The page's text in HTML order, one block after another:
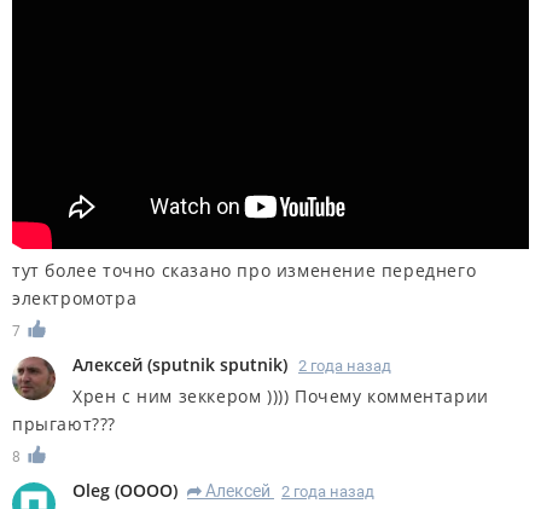
тут более точно сказано про изменение переднего
электромотра
7
Алексей (sputnik sputnik) 2 года назад
Хрен с ним зеккером )))) Почему комментарии
прыгают???
8
Oleg (OOOO) R Алексей 2 года назад